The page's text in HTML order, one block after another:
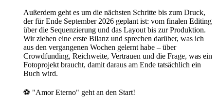
Außerdem geht es um die nächsten Schritte bis zum Druck,
der für Ende September 2026 geplant ist: vom finalen Editing
über die Sequenzierung und das Layout bis zur Produktion.
Wir ziehen eine erste Bilanz und sprechen darüber, was ich
aus den vergangenen Wochen gelernt habe – über
Crowdfunding, Reichweite, Vertrauen und die Frage, was ein
Fotoprojekt braucht, damit daraus am Ende tatsächlich ein
Buch wird.
⚽ "Amor Eterno" geht an den Start!